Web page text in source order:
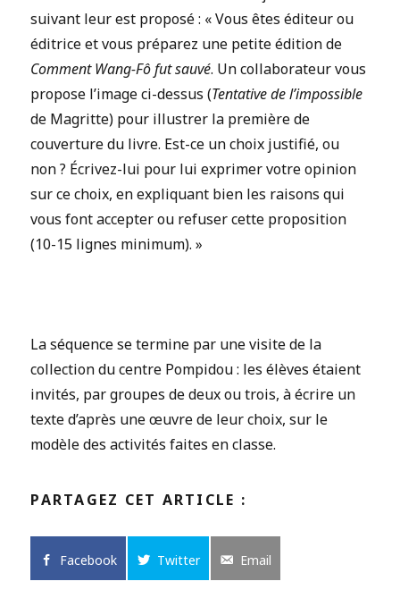
suivant leur est proposé : « Vous êtes éditeur ou
éditrice et vous préparez une petite édition de
Comment Wang-Fô fut sauvé. Un collaborateur vous
propose l’image ci-dessus (Tentative de l’impossible
de Magritte) pour illustrer la première de
couverture du livre. Est-ce un choix justifié, ou
non ? Écrivez-lui pour lui exprimer votre opinion
sur ce choix, en expliquant bien les raisons qui
vous font accepter ou refuser cette proposition
(10-15 lignes minimum). »
La séquence se termine par une visite de la
collection du centre Pompidou : les élèves étaient
invités, par groupes de deux ou trois, à écrire un
texte d’après une œuvre de leur choix, sur le
modèle des activités faites en classe.
PARTAGEZ CET ARTICLE :
Facebook Twitter Email